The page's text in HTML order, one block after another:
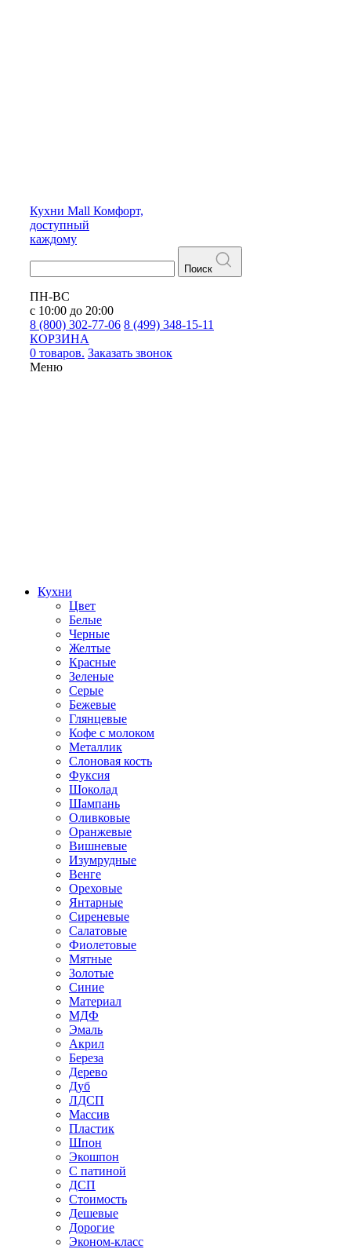
Кухни Mall Комфорт,
доступный
каждому
Поиск
ПН-ВС
с 10:00 до 20:00
8 (800) 302-77-06 8 (499) 348-15-11
КОРЗИНА
0 товаров. Заказать звонок
Меню
Кухни
Цвет
Белые
Черные
Желтые
Красные
Зеленые
Серые
Бежевые
Глянцевые
Кофе с молоком
Металлик
Слоновая кость
Фуксия
Шоколад
Шампань
Оливковые
Оранжевые
Вишневые
Изумрудные
Венге
Ореховые
Янтарные
Сиреневые
Салатовые
Фиолетовые
Мятные
Золотые
Синие
Материал
МДФ
Эмаль
Акрил
Береза
Дерево
Дуб
ЛДСП
Массив
Пластик
Шпон
Экошпон
С патиной
ДСП
Стоимость
Дешевые
Дорогие
Эконом-класс